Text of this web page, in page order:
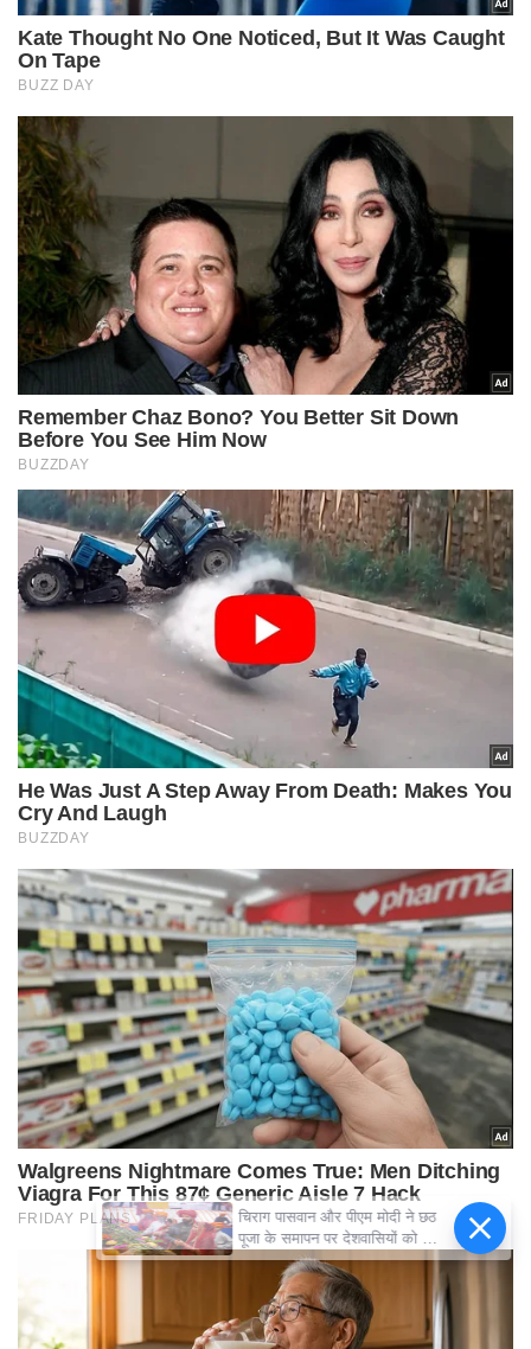
चिराग पासवान और पीएम मोदी ने छठ
पूजा के समापन पर देशवासियों को दी
शुभकामनाएं, छठी मैया से देश की
समृद्धि की कामना की